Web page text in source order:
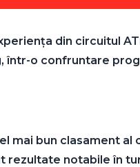
din circuitul
într-o confruntare
mai bun clasament al
rezultate notabile în